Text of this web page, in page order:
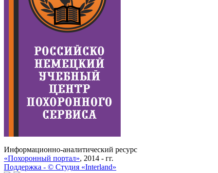
Информационно-аналитический ресурс
«Похоронный портал», 2014 - гг.
Поддержка - © Cтудия «Interland»